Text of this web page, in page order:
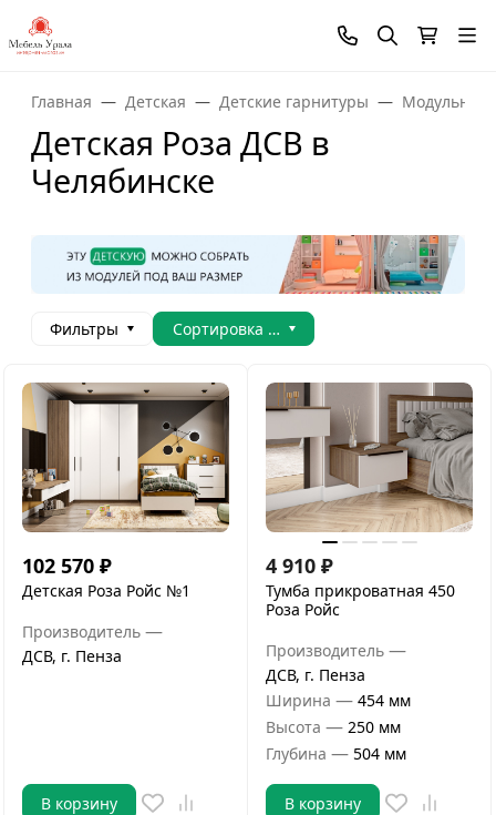
Главная Детская Детские гарнитуры Модульная
Детская Роза ДСВ в
Челябинске
Фильтры Сортировка товаров
102 570 ₽
Детская Роза Ройс №1
Производитель —
ДСВ, г. Пенза
В корзину
4 910 ₽
Тумба прикроватная 450
Роза Ройс
Производитель —
ДСВ, г. Пенза
Ширина — 454 мм
Высота — 250 мм
Глубина — 504 мм
В корзину